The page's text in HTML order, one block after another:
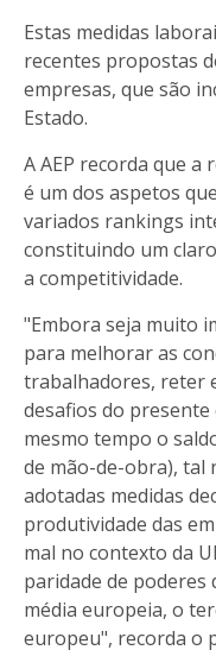
Estas medidas
recentes propostas
empresas, que são
Estado.
A AEP recorda que
é um dos aspetos
variados rankings
constituindo um
a competitividade.
"Embora seja muito
para melhorar as
trabalhadores, reter
desafios do
mesmo tempo o
de mão-de-obra), tal
adotadas medidas
produtividade das
mal no contexto da
paridade de poderes
média europeia, o
europeu", recorda o